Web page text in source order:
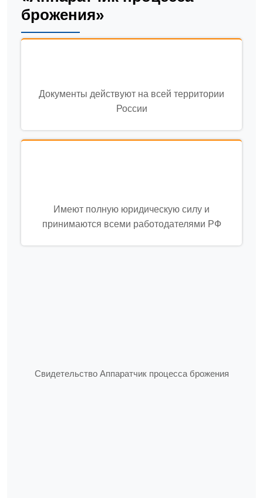
брожения»
Документы действуют на всей территории
России
Имеют полную юридическую силу и
принимаются всеми работодателями РФ
Свидетельство Аппаратчик процесса брожения